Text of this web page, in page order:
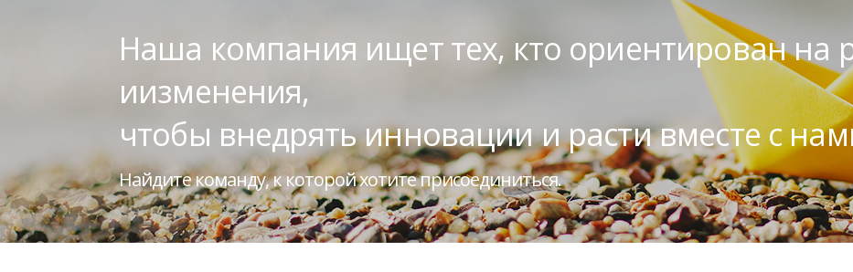
Наша компания ищет тех, кто ориентирован на
иизменения,
чтобы внедрять инновации и расти вместе с
Найдите команду, к которой хотите присоединиться.